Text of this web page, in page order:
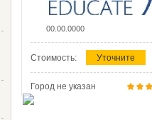
00.00.0000
Стоимость: Уточните
Город не указан